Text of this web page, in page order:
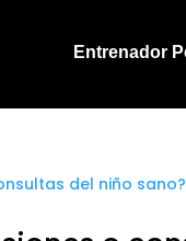
Entrenador